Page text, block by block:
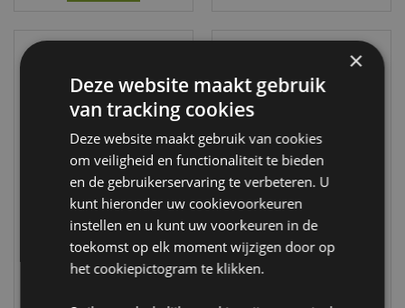
Capybara
Bubbles
TY1129
Mystery Festive
Friends Kerstmis
Eend
Badspeelgoed
×
Deze website maakt gebruik
van tracking cookies
Deze website maakt gebruik van cookies
om veiligheid en functionaliteit te bieden
en de gebruikerservaring te verbeteren. U
kunt hieronder uw cookievoorkeuren
instellen en u kunt uw voorkeuren in de
toekomst op elk moment wijzigen door op
het cookiepictogram te klikken.